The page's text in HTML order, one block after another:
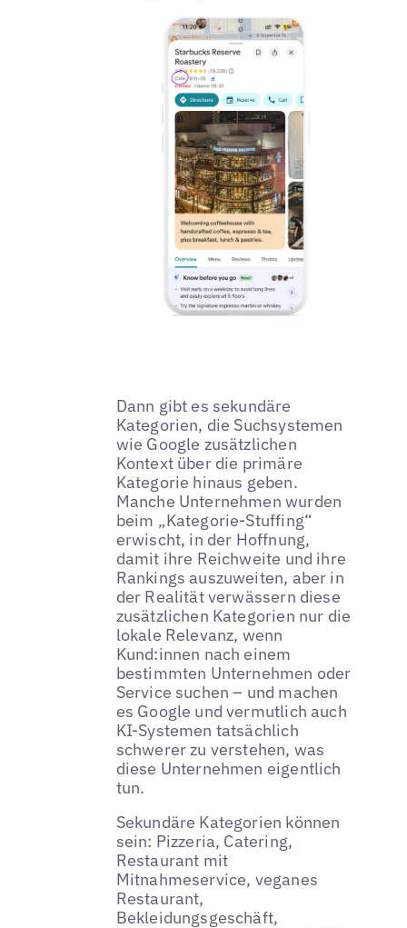
Dann gibt es sekundäre
Kategorien, die Suchsystemen
wie Google zusätzlichen
Kontext über die primäre
Kategorie hinaus geben.
Manche Unternehmen wurden
beim „Kategorie-Stuffing“
erwischt, in der Hoffnung,
damit ihre Reichweite und ihre
Rankings auszuweiten, aber in
der Realität verwässern diese
zusätzlichen Kategorien nur die
lokale Relevanz, wenn
Kund:innen nach einem
bestimmten Unternehmen oder
Service suchen – und machen
es Google und vermutlich auch
KI-Systemen tatsächlich
schwerer zu verstehen, was
diese Unternehmen eigentlich
tun.
Sekundäre Kategorien können
sein: Pizzeria, Catering,
Restaurant mit
Mitnahmeservice, veganes
Restaurant,
Bekleidungsgeschäft,